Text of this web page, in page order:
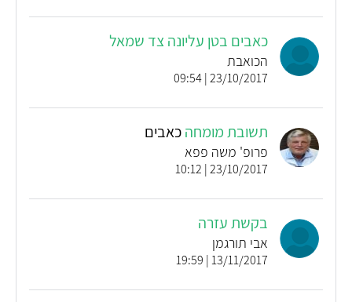
כאבים בטן עליונה צד שמאל
הכואבת
23/10/2017 | 09:54
תשובת מומחהכאבים
פרופ' משה פפא
23/10/2017 | 10:12
בקשת עזרה
אבי תורגמן
13/11/2017 | 19:59